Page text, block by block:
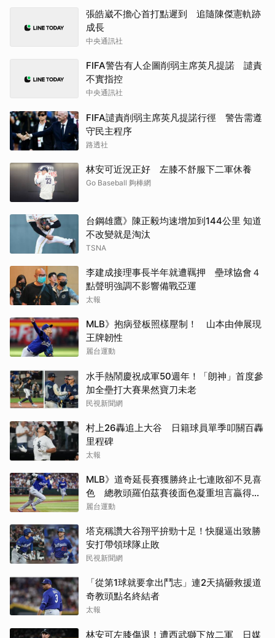
張皓崴不擔心首打點遲到 追隨陳傑憲軌跡
成長
中央通訊社
FIFA警告有人企圖削弱主席英凡提諾 譴責
不實指控
中央通訊社
FIFA譴責削弱主席英凡提諾行徑 警告需遵
守民主程序
路透社
林安可近況正好 左膝不舒服下二軍休養
Go Baseball 夠棒網
台鋼雄鷹》陳正毅均速增加到144公里 知道
不改變就是淘汰
TSNA
李建成接理事長半年就遭羈押 壘球協會４
點聲明強調不影響備戰亞運
太報
MLB》抱病登板照樣壓制！ 山本由伸展現
王牌韌性
麗台運動
水手熱鬧慶祝成軍50週年！「朗神」首度參
加全壘打大賽果然寶刀未老
民視新聞網
村上26轟追上大谷 日籍球員單季叩關百轟
里程碑
太報
MLB》道奇延長賽獲勝終止七連敗卻不見喜
色 總教頭羅伯茲賽後面色凝重坦言贏得辛
苦
麗台運動
塔克稱讚大谷翔平拚勁十足！快腿逼出致勝
安打帶領球隊止敗
民視新聞網
「從第1球就要拿出鬥志」連2天搞砸救援道
奇教頭點名終結者
太報
林安可左膝傷退！遭西武獅下放二軍 日媒